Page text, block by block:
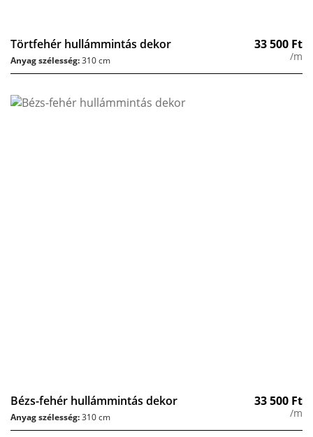
Törtfehér hullámmintás dekor 33 500 Ft
/m
Anyag szélesség:310 cm
Bézs-fehér hullámmintás dekor 33 500 Ft
/m
Anyag szélesség:310 cm